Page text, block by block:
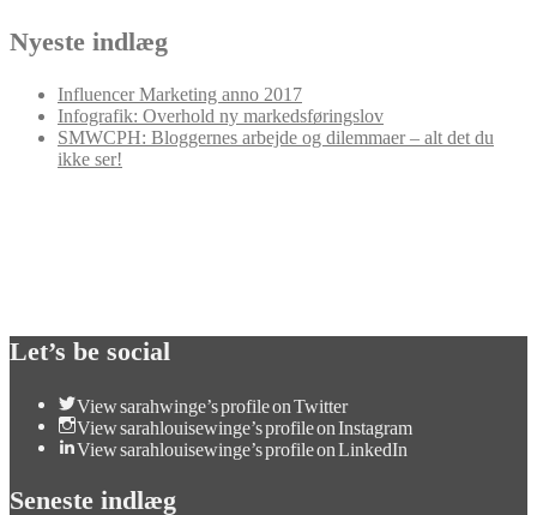
Nyeste indlæg
Influencer Marketing anno 2017
Infografik: Overhold ny markedsføringslov
SMWCPH: Bloggernes arbejde og dilemmaer – alt det du
ikke ser!
Let’s be social
View sarahwinge’s profile on Twitter
View sarahlouisewinge’s profile on Instagram
View sarahlouisewinge’s profile on LinkedIn
Seneste indlæg